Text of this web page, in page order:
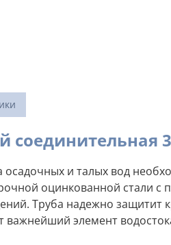
соединительная
осадочных и талых вод
оцинкованной
Труба надежно защитит
важнейший элемент